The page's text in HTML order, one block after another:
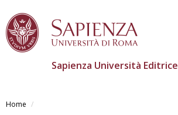
contenuto
Sapienza Università Editrice
Home